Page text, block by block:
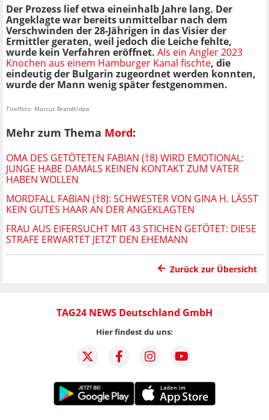
Der Prozess lief etwa eineinhalb Jahre lang. Der
Angeklagte war bereits unmittelbar nach dem
Verschwinden der 28-Jährigen in das Visier der
Ermittler geraten, weil jedoch die Leiche fehlte,
wurde kein Verfahren eröffnet. Als ein Angler 2023
Knochen aus einem Hamburger Kanal fischte, die
eindeutig der Bulgarin zugeordnet werden konnten,
wurde der Mann wenig später festgenommen.
Titelfoto: Marcus Brandt/dpa
Mehr zum Thema Mord:
OMA DES GETÖTETEN FABIAN (†8) WIRD EMOTIONAL:
JUNGE HABE DAMALS KEINEN KONTAKT ZUM VATER
HABEN WOLLEN
MORDFALL FABIAN (†8): SCHWESTER VON GINA H. LÄSST
KEIN GUTES HAAR AN DER ANGEKLAGTEN
FRAU AUS EIFERSUCHT MIT 43 STICHEN GETÖTET: DIESE
STRAFE ERWARTET JETZT DEN EHEMANN
Zurück zur Übersicht
TAG24 NEWS Deutschland GmbH
Hier findest du uns: